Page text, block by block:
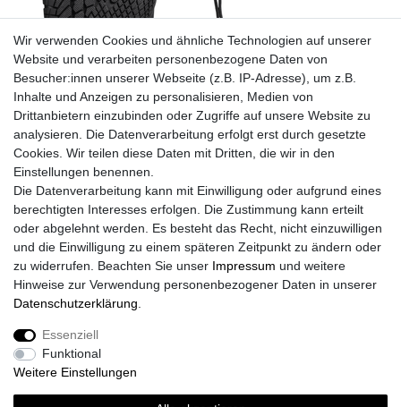
Winterbarfußschuhe, unisex, Größe 37-47 in 3 Farben
Wir verwenden Cookies und ähnliche Technologien auf unserer
Website und verarbeiten personenbezogene Daten von
Besucher:innen unserer Webseite (z.B. IP-Adresse), um z.B.
Inhalte und Anzeigen zu personalisieren, Medien von
Drittanbietern einzubinden oder Zugriffe auf unsere Website zu
analysieren. Die Datenverarbeitung erfolgt erst durch gesetzte
Cookies. Wir teilen diese Daten mit Dritten, die wir in den
Einstellungen benennen.
Die Datenverarbeitung kann mit Einwilligung oder aufgrund eines
berechtigten Interesses erfolgen. Die Zustimmung kann erteilt
oder abgelehnt werden. Es besteht das Recht, nicht einzuwilligen
und die Einwilligung zu einem späteren Zeitpunkt zu ändern oder
zu widerrufen. Beachten Sie unser Impressum und weitere
Hinweise zur Verwendung personenbezogener Daten in unserer
Daten­schutz­erklärung
Essenziell
Funktional
Weitere Einstellungen